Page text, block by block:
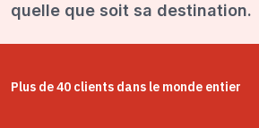
quelle que soit sa destination.
Plus de 40 clients dans le monde entier